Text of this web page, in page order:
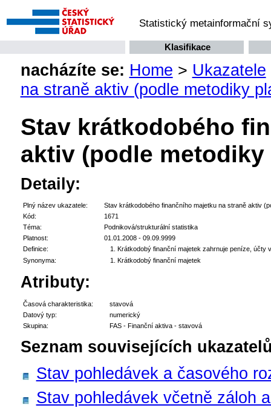
Statistický metainformační
Klasifikace
nacházíte se: Home > Ukazatele
na straně aktiv (podle metodiky
Stav krátkodobého
aktiv (podle
Detaily:
Plný název ukazatele:
Stav krátkodobého finančního majetku na straně aktiv
Kód:
1671
Téma:
Podniková/strukturální statistika
Platnost:
01.01.2008 - 09.09.9999
Definice:
Krátkodobý finanční majetek zahrnuje peníze, účty
Synonyma:
Krátkodobý finanční majetek
Atributy:
Časová charakteristika:
stavová
Datový typ:
numerický
Skupina:
FAS - Finanční aktiva - stavová
Seznam souvisejících
Stav pohledávek a časového
Stav pohledávek včetně záloh